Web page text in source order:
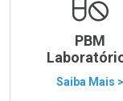
PBM
Saiba Mais >